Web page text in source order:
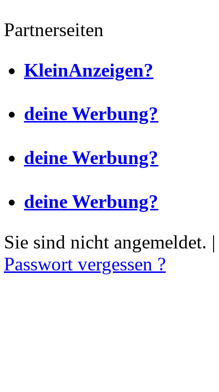
Partnerseiten
KleinAnzeigen?
deine Werbung?
deine Werbung?
deine Werbung?
Sie sind nicht angemeldet. |
Passwort vergessen ?